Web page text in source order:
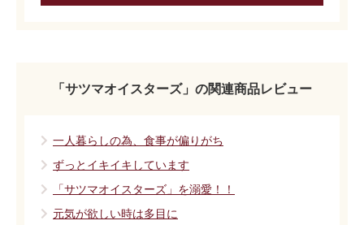
「サツマオイスターズ」の関連商品レビュー
一人暮らしの為、食事が偏りがち
ずっとイキイキしています
「サツマオイスターズ」を溺愛！！
元気が欲しい時は多目に